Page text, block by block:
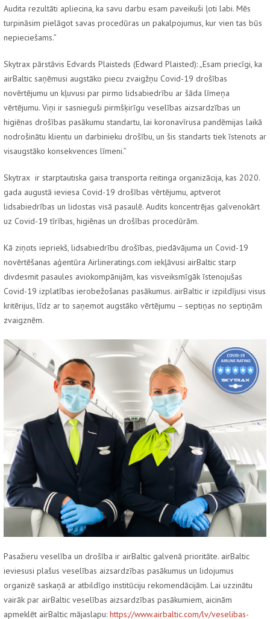
Audita rezultāti apliecina, ka savu darbu esam paveikuši ļoti labi. Mēs
turpināsim pielāgot savas procedūras un pakalpojumus, kur vien tas būs
nepieciešams.”
Skytrax pārstāvis Edvards Plaisteds (Edward Plaisted): „Esam priecīgi, ka
airBaltic saņēmusi augstāko piecu zvaigžņu Covid-19 drošības
novērtējumu un kļuvusi par pirmo lidsabiedrību ar šāda līmeņa
vērtējumu. Viņi ir sasnieguši pirmšķirīgu veselības aizsardzības un
higiēnas drošības pasākumu standartu, lai koronavīrusa pandēmijas laikā
nodrošinātu klientu un darbinieku drošību, un šis standarts tiek īstenots ar
visaugstāko konsekvences līmeni.”
Skytrax ir starptautiska gaisa transporta reitinga organizācija, kas 2020.
gada augustā ieviesa Covid-19 drošības vērtējumu, aptverot
lidsabiedrības un lidostas visā pasaulē. Audits koncentrējas galvenokārt
uz Covid-19 tīrības, higiēnas un drošības procedūrām.
Kā ziņots iepriekš, lidsabiedrību drošības, piedāvājuma un Covid-19
novērtēšanas aģentūra Airlineratings.com iekļāvusi airBaltic starp
divdesmit pasaules aviokompānijām, kas visveiksmīgāk īstenojušas
Covid-19 izplatības ierobežošanas pasākumus. airBaltic ir izpildījusi visus
kritērijus, līdz ar to saņemot augstāko vērtējumu – septiņas no septiņām
zvaigznēm.
Pasažieru veselība un drošība ir airBaltic galvenā prioritāte. airBaltic
ieviesusi plašus veselības aizsardzības pasākumus un lidojumus
organizē saskaņā ar atbildīgo institūciju rekomendācijām. Lai uzzinātu
vairāk par airBaltic veselības aizsardzības pasākumiem, aicinām
apmeklēt airBaltic mājaslapu: https://www.airbaltic.com/lv/veselibas-